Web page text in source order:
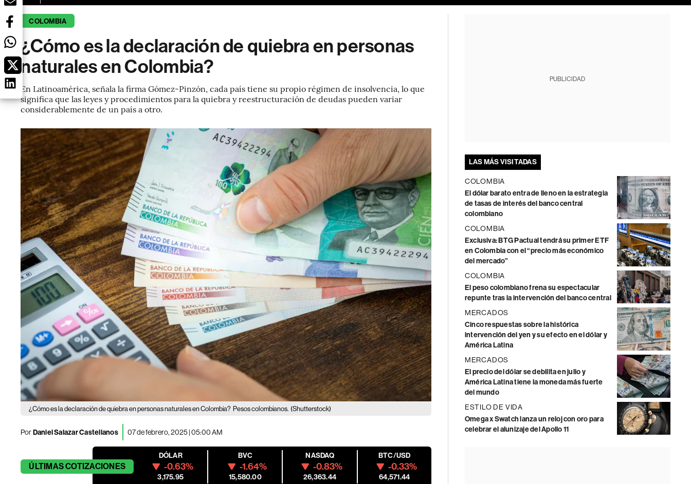
COLOMBIA
¿Cómo es la declaración de quiebra en personas
naturales en Colombia?
En Latinoamérica, señala la firma Gómez-Pinzón, cada país tiene su propio régimen de insolvencia, lo que
significa que las leyes y procedimientos para la quiebra y reestructuración de deudas pueden variar
considerablemente de un país a otro.
¿Cómo es la declaración de quiebra en personas naturales en Colombia? Pesos colombianos. (Shutterstock)
PorDaniel Salazar Castellanos 07 de febrero, 2025 | 05:00 AM
ÚLTIMASCOTIZACIONES
DÓLAR
-0.63%
3,175.95
BVC
-1.64%
15,580.00
NASDAQ
-0.83%
26,363.44
BTC/USD
-0.33%
64,571.44
PUBLICIDAD
LAS MÁS VISITADAS
COLOMBIA
El dólar barato entra de lleno en la estrategia
de tasas de interés del banco central
colombiano
COLOMBIA
Exclusiva: BTG Pactual tendrá su primer ETF
en Colombia con el “precio más económico
del mercado”
COLOMBIA
El peso colombiano frena su espectacular
repunte tras la intervención del banco central
MERCADOS
Cinco respuestas sobre la histórica
intervención del yen y su efecto en el dólar y
América Latina
MERCADOS
El precio del dólar se debilita en julio y
América Latina tiene la moneda más fuerte
del mundo
ESTILO DE VIDA
Omega x Swatch lanza un reloj con oro para
celebrar el alunizaje del Apollo 11